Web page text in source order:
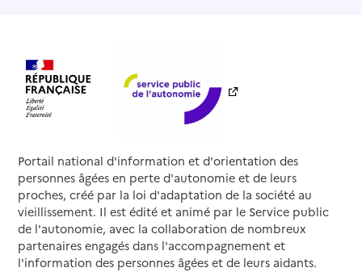
Portail national d'information et d'orientation des
personnes âgées en perte d'autonomie et de leurs
proches, créé par la loi d'adaptation de la société au
vieillissement. Il est édité et animé par le Service public
de l'autonomie, avec la collaboration de nombreux
partenaires engagés dans l'accompagnement et
l'information des personnes âgées et de leurs aidants.